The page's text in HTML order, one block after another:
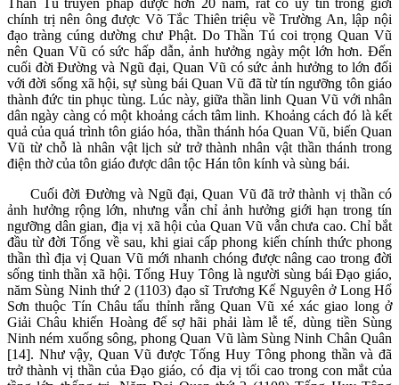
chính trị nên ông được Võ Tắc Thiên triệu về Trường An, lập nội
đạo tràng cúng dường chư Phật. Do Thần Tú coi trọng Quan Vũ
nên Quan Vũ có sức hấp dẫn, ảnh hưởng ngày một lớn hơn. Đến
cuối đời Đường và Ngũ đại, Quan Vũ có sức ảnh hưởng to lớn đối
với đời sống xã hội, sự sùng bái Quan Vũ đã từ tín ngưỡng tôn giáo
thành đức tin phục tùng. Lúc này, giữa thần linh Quan Vũ với nhân
dân ngày càng có một khoảng cách tâm linh. Khoảng cách đó là kết
quả của quá trình tôn giáo hóa, thần thánh hóa Quan Vũ, biến Quan
Vũ từ chỗ là nhân vật lịch sử trở thành nhân vật thần thánh trong
điện thờ của tôn giáo được dân tộc Hán tôn kính và sùng bái.
Cuối đời Đường và Ngũ đại, Quan Vũ đã trở thành vị thần có
ảnh hưởng rộng lớn, nhưng vẫn chỉ ảnh hưởng giới hạn trong tín
ngưỡng dân gian, địa vị xã hội của Quan Vũ vẫn chưa cao. Chỉ bắt
đầu từ đời Tống về sau, khi giai cấp phong kiến chính thức phong
thần thì địa vị Quan Vũ mới nhanh chóng được nâng cao trong đời
sống tinh thần xã hội. Tống Huy Tông là người sùng bái Đạo giáo,
năm Sùng Ninh thứ 2 (1103) đạo sĩ Trương Kế Nguyên ở Long Hổ
Sơn thuộc Tín Châu tấu thỉnh rằng Quan Vũ xé xác giao long ở
Giải Châu khiến Hoàng đế sợ hãi phải làm lễ tế, dùng tiền Sùng
Ninh ném xuống sông, phong Quan Vũ làm Sùng Ninh Chân Quân
[14]. Như vậy, Quan Vũ được Tống Huy Tông phong thần và đã
trở thành vị thần của Đạo giáo, có địa vị tối cao trong con mắt của